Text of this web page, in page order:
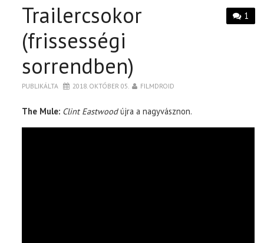
1
Trailercsokor
(frissességi
sorrendben)
PUBLIKÁLTA 2018. OKTÓBER 05. FILMDROID
The Mule: Clint Eastwoodújra a nagyvásznon.